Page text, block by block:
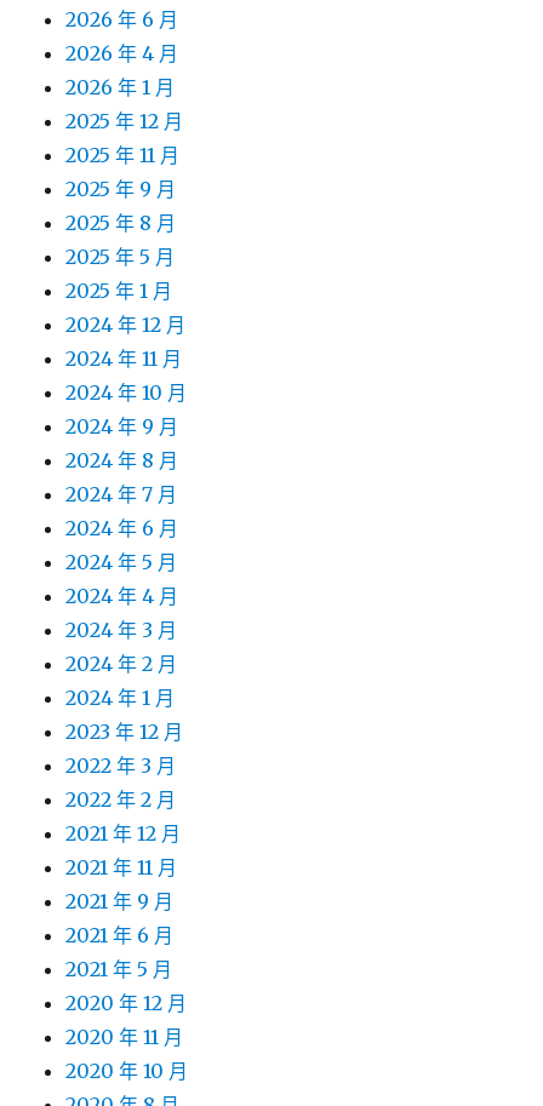
2026 年 6 月
2026 年 4 月
2026 年 1 月
2025 年 12 月
2025 年 11 月
2025 年 9 月
2025 年 8 月
2025 年 5 月
2025 年 1 月
2024 年 12 月
2024 年 11 月
2024 年 10 月
2024 年 9 月
2024 年 8 月
2024 年 7 月
2024 年 6 月
2024 年 5 月
2024 年 4 月
2024 年 3 月
2024 年 2 月
2024 年 1 月
2023 年 12 月
2022 年 3 月
2022 年 2 月
2021 年 12 月
2021 年 11 月
2021 年 9 月
2021 年 6 月
2021 年 5 月
2020 年 12 月
2020 年 11 月
2020 年 10 月